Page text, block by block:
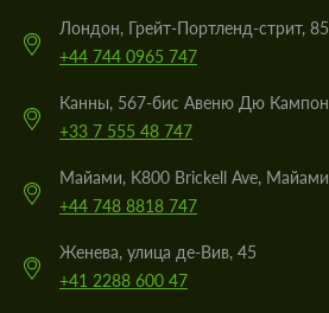
Лондон, Грейт-Портленд-стрит, 85
+44 744 0965 747
Канны, 567-бис Авеню Дю Кампон
+33 7 555 48 747
Майами, K800 Brickell Ave, Майами
+44 748 8818 747
Женева, улица де-Вив, 45
+41 2288 600 47